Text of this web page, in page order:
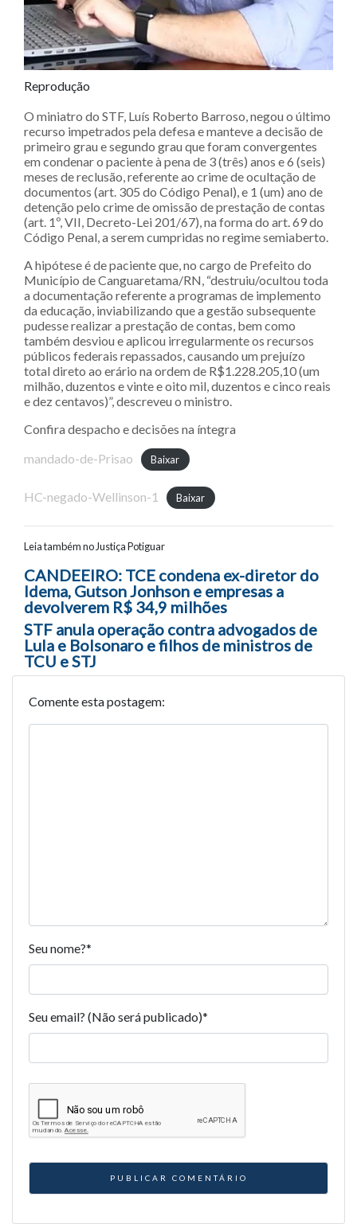
Reprodução
O miniatro do STF, Luís Roberto Barroso, negou o último
recurso impetrados pela defesa e manteve a decisão de
primeiro grau e segundo grau que foram convergentes
em condenar o paciente à pena de 3 (três) anos e 6 (seis)
meses de reclusão, referente ao crime de ocultação de
documentos (art. 305 do Código Penal), e 1 (um) ano de
detenção pelo crime de omissão de prestação de contas
(art. 1º, VII, Decreto-Lei 201/67), na forma do art. 69 do
Código Penal, a serem cumpridas no regime semiaberto.
A hipótese é de paciente que, no cargo de Prefeito do
Município de Canguaretama/RN, “destruiu/ocultou toda
a documentação referente a programas de implemento
da educação, inviabilizando que a gestão subsequente
pudesse realizar a prestação de contas, bem como
também desviou e aplicou irregularmente os recursos
públicos federais repassados, causando um prejuízo
total direto ao erário na ordem de R$1.228.205,10 (um
milhão, duzentos e vinte e oito mil, duzentos e cinco reais
e dez centavos)”, descreveu o ministro.
Confira despacho e decisões na íntegra
mandado-de-Prisao
Baixar
HC-negado-Wellinson-1 Baixar
Leia também no Justiça Potiguar
Navegação entre posts
CANDEEIRO: TCE condena ex-diretor do
Idema, Gutson Jonhson e empresas a
devolverem R$ 34,9 milhões
STF anula operação contra advogados de
Lula e Bolsonaro e filhos de ministros de
TCU e STJ
Comente esta postagem:
Seu nome?*
Seu email? (Não será publicado)*